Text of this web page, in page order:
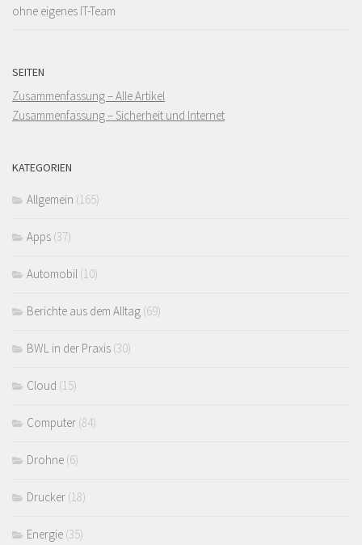
ohne eigenes IT-Team
SEITEN
Zusammenfassung – Alle Artikel
Zusammenfassung – Sicherheit und Internet
KATEGORIEN
Allgemein (165)
Apps (37)
Automobil (10)
Berichte aus dem Alltag (69)
BWL in der Praxis (30)
Cloud (15)
Computer (84)
Drohne (6)
Drucker (18)
Energie (35)